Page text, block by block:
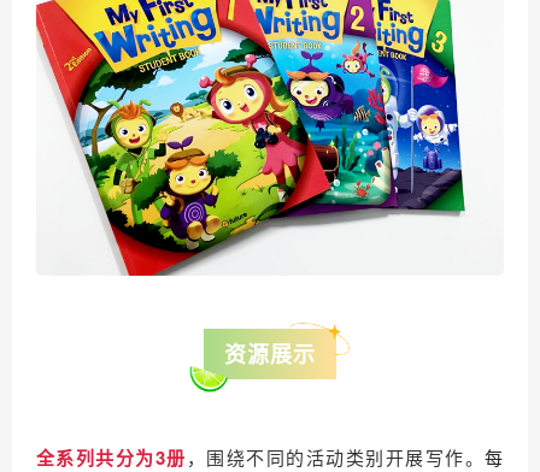
资源展示
全系列共分为3册，围绕不同的活动类别开展写作。每